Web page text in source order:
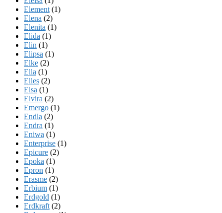
Element (1)
Elena (2)
Elenita (1)
Elida (1)
Elin (1)
Elipsa (1)
Elke (2)
Ella (1)
Elles (2)
Elsa (1)
Elvira (2)
Emergo (1)
Endla (2)
Endra (1)
Eniwa (1)
Enterprise (1)
Epicure (2)
Epoka (1)
Epron (1)
Erasme (2)
Erbium (1)
Erdgold (1)
Erdkraft (2)